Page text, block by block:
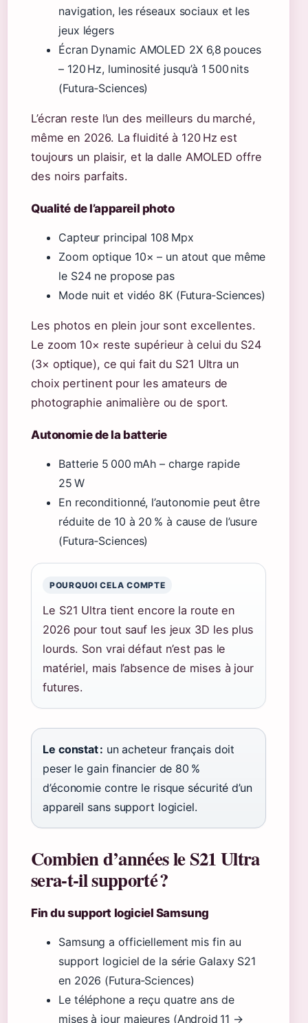
navigation, les réseaux sociaux et les
jeux légers
Écran Dynamic AMOLED 2X 6,8 pouces
– 120 Hz, luminosité jusqu’à 1 500 nits
(Futura‑Sciences)
L’écran reste l’un des meilleurs du marché,
même en 2026. La fluidité à 120 Hz est
toujours un plaisir, et la dalle AMOLED offre
des noirs parfaits.
Qualité de l’appareil photo
Capteur principal 108 Mpx
Zoom optique 10× – un atout que même
le S24 ne propose pas
Mode nuit et vidéo 8K (Futura‑Sciences)
Les photos en plein jour sont excellentes.
Le zoom 10× reste supérieur à celui du S24
(3× optique), ce qui fait du S21 Ultra un
choix pertinent pour les amateurs de
photographie animalière ou de sport.
Autonomie de la batterie
Batterie 5 000 mAh – charge rapide
25 W
En reconditionné, l’autonomie peut être
réduite de 10 à 20 % à cause de l’usure
(Futura‑Sciences)
POURQUOI CELA COMPTE
Le S21 Ultra tient encore la route en
2026 pour tout sauf les jeux 3D les plus
lourds. Son vrai défaut n’est pas le
matériel, mais l’absence de mises à jour
futures.
Le constat : un acheteur français doit
peser le gain financier de 80 %
d’économie contre le risque sécurité d’un
appareil sans support logiciel.
Combien d’années le S21 Ultra
sera-t-il supporté ?
Fin du support logiciel Samsung
Samsung a officiellement mis fin au
support logiciel de la série Galaxy S21
en 2026 (Futura‑Sciences)
Le téléphone a reçu quatre ans de
mises à jour majeures (Android 11 →